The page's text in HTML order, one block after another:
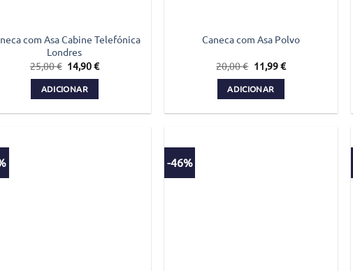
page
com Asa Cabine Telefónica
Londres
25,00€ O
preço
original
era:
14,90€O
ADICIONAR
Caneca com Asa Polvo
20,00€ O
preço
original
era:
11,99€O
ADICIONAR
-46%